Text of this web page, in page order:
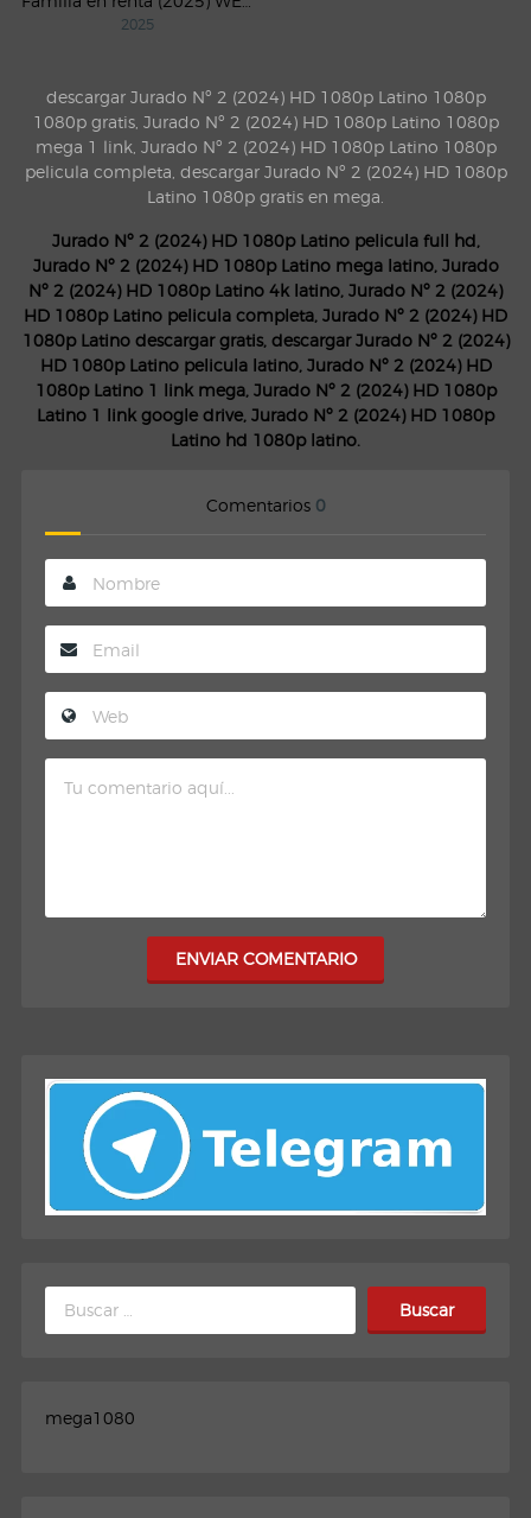
2025
descargar Jurado Nº 2 (2024) HD 1080p Latino 1080p
1080p gratis, Jurado Nº 2 (2024) HD 1080p Latino 1080p
mega 1 link, Jurado Nº 2 (2024) HD 1080p Latino 1080p
pelicula completa, descargar Jurado Nº 2 (2024) HD 1080p
Latino 1080p gratis en mega.
Jurado Nº 2 (2024) HD 1080p Latino pelicula full hd,
Jurado Nº 2 (2024) HD 1080p Latino mega latino, Jurado
Nº 2 (2024) HD 1080p Latino 4k latino, Jurado Nº 2 (2024)
HD 1080p Latino pelicula completa, Jurado Nº 2 (2024) HD
1080p Latino descargar gratis, descargar Jurado Nº 2 (2024)
HD 1080p Latino pelicula latino, Jurado Nº 2 (2024) HD
1080p Latino 1 link mega, Jurado Nº 2 (2024) HD 1080p
Latino 1 link google drive, Jurado Nº 2 (2024) HD 1080p
Latino hd 1080p latino.
Comentarios 0
ENVIAR COMENTARIO
Buscar:
mega1080